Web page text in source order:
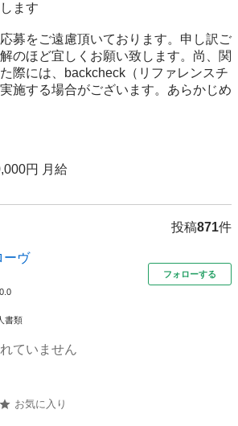
ます
募をご遠慮頂いております。申し訳ご
のほど宜しくお願い致します。尚、関
際には、backcheck（リファレンスチ
施する場合がございます。あらかじめ
円 月給
投稿871件
ーヴ
0.0
フォローする
書類
ていません
お気に入り